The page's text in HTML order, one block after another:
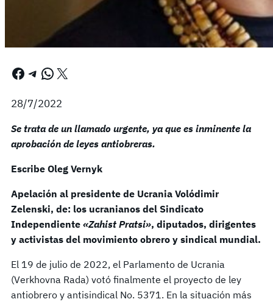
Facebook Telegram WhatsApp X
28/7/2022
Se trata de un llamado urgente, ya que es inminente la
aprobación de leyes antiobreras.
Escribe Oleg Vernyk
Apelación al presidente de Ucrania Volódimir
Zelenski, de: los ucranianos del Sindicato
Independiente «Zahist Pratsi», diputados, dirigentes
y activistas del movimiento obrero y sindical mundial.
El 19 de julio de 2022, el Parlamento de Ucrania
(Verkhovna Rada) votó finalmente el proyecto de ley
antiobrero y antisindical No. 5371. En la situación más